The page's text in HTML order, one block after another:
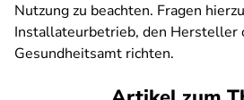
Nutzung zu beachten. Fragen
Installateurbetrieb, den Hersteller
Gesundheitsamt richten.